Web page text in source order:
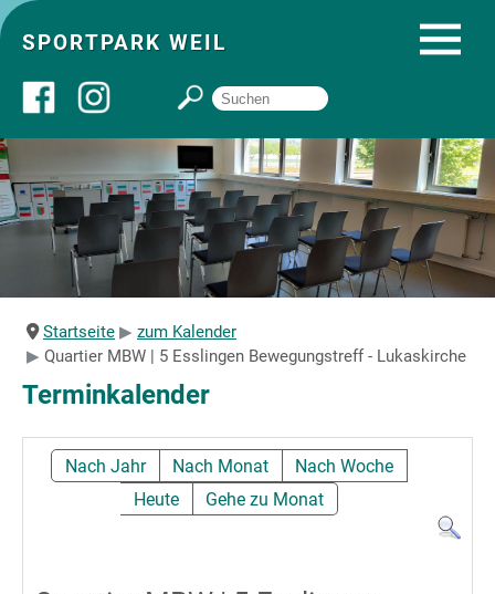
SPORTPARK WEIL
Über uns
Startseite
Angebote
Sozial- und Gruppenräume
Sportpark
Startseite
zum Kalender
Quartier MBW | 5 Esslingen Bewegungstreff - Lukaskirche
Terminkalender
Nach Jahr Nach Monat
Nach Woche
Heute
Gehe zu Monat